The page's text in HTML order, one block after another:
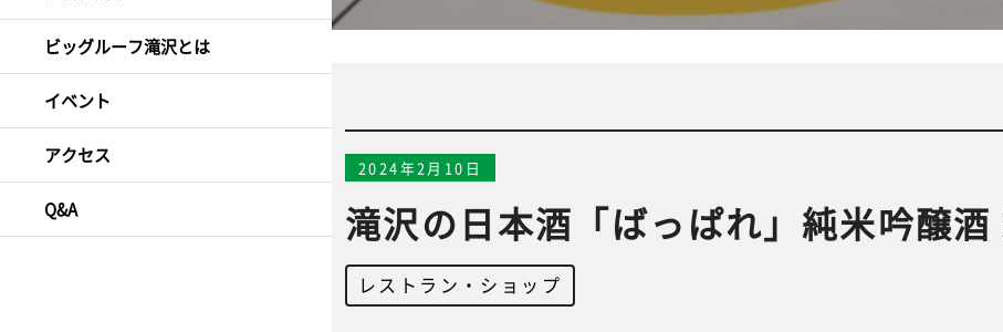
ビッグルーフ滝沢とは
イベント
アクセス
Q&A
2024年2月10日
滝沢の日本酒「ばっぱれ」純米吟醸酒
レストラン・ショップ